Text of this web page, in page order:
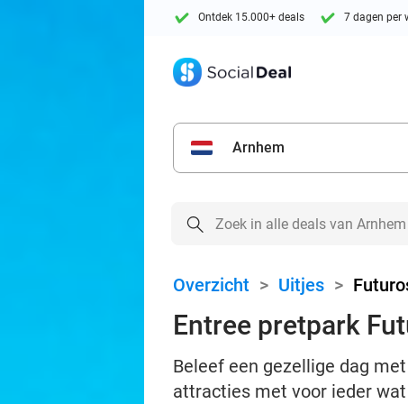
Ontdek 15.000+ deals 7 dagen per
Arnhem
Overzicht > Uitjes >
Entree pretpark
Beleef een gezellige dag
attracties met voor ieder